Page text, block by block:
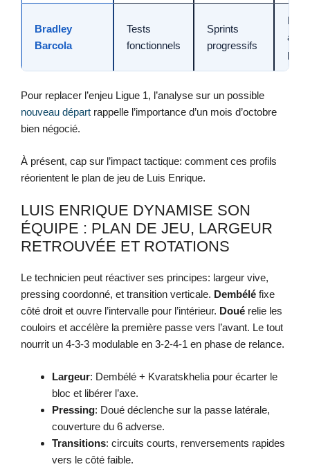
Bradley
Barcola
Tests
fonctionnels
Sprints
progressifs
Pour replacer l’enjeu Ligue 1, l’analyse sur un possible
nouveau départ rappelle l’importance d’un mois d’octobre
bien négocié.
À présent, cap sur l’impact tactique: comment ces profils
réorientent le plan de jeu de Luis Enrique.
LUIS ENRIQUE DYNAMISE SON
ÉQUIPE : PLAN DE JEU, LARGEUR
RETROUVÉE ET ROTATIONS
Le technicien peut réactiver ses principes: largeur vive,
pressing coordonné, et transition verticale. Dembélé fixe
côté droit et ouvre l’intervalle pour l’intérieur. Doué relie les
couloirs et accélère la première passe vers l’avant. Le tout
nourrit un 4-3-3 modulable en 3-2-4-1 en phase de relance.
Largeur: Dembélé + Kvaratskhelia pour écarter le
bloc et libérer l’axe.
Pressing: Doué déclenche sur la passe latérale,
couverture du 6 adverse.
Transitions: circuits courts, renversements rapides
vers le côté faible.